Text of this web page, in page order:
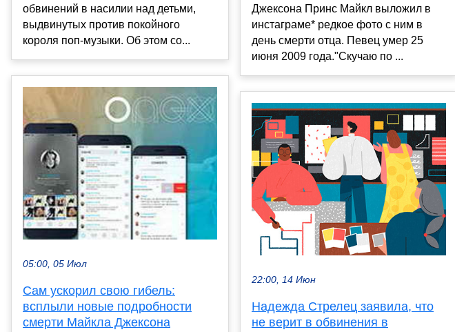
обвинений в насилии над детьми,
выдвинутых против покойного
короля поп-музыки. Об этом со...
05:00, 05 Июл
Сам ускорил свою гибель:
всплыли новые подробности
смерти Майкла Джексона
Джексона Принс Майкл выложил в
инстаграме* редкое фото с ним в
день смерти отца. Певец умер 25
июня 2009 года."Скучаю по ...
22:00, 14 Июн
Надежда Стрелец заявила, что
не верит в обвинения в